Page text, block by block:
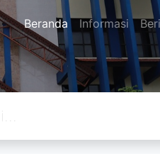
Beranda Informasi